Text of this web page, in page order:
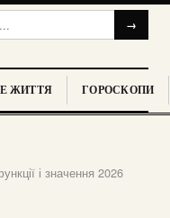
→
ЖИТТЯ ГОРОСКОПИ
і значення 2026